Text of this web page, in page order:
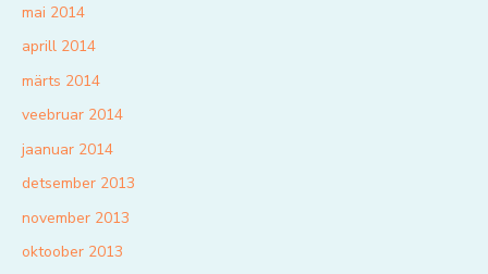
mai 2014
aprill 2014
märts 2014
veebruar 2014
jaanuar 2014
detsember 2013
november 2013
oktoober 2013